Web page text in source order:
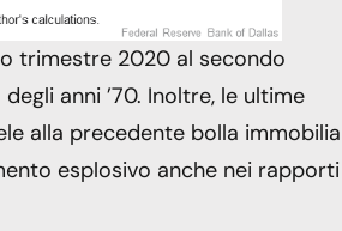
trimestre 2020 al secondo
anni ’70. Inoltre, le ultime
alla precedente bolla
esplosivo anche nei rapporti